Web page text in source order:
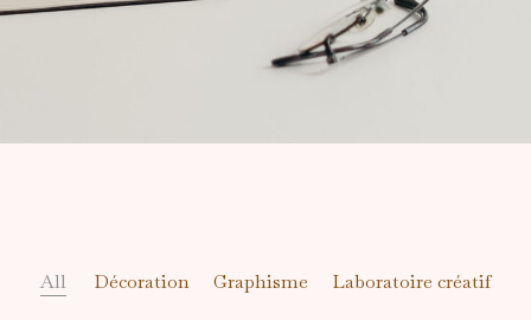
All Décoration Graphisme Laboratoire créatif